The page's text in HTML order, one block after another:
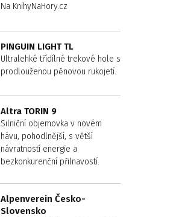
Na KnihyNaHory.cz
PINGUIN LIGHT TL
Ultralehké třídílné trekové hole s
prodlouženou pěnovou rukojetí.
Altra TORIN 9
Silniční objemovka v novém
hávu, pohodlnější, s větší
návratností energie a
bezkonkurenční přilnavostí.
Alpenverein Česko-
Slovensko